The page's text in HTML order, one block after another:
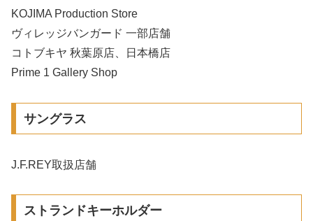
KOJIMA Production Store
ヴィレッジバンガード 一部店舗
コトブキヤ 秋葉原店、日本橋店
Prime 1 Gallery Shop
サングラス
J.F.REY取扱店舗
ストランドキーホルダー